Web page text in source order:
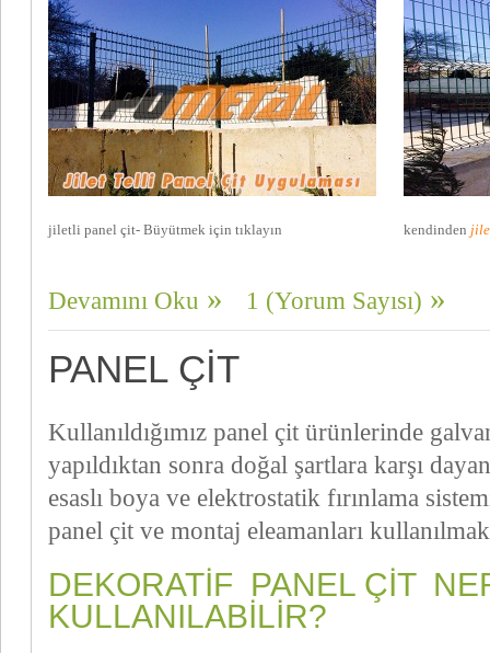
jiletli panel çit- Büyütmek için tıklayın kendinden
Devamını Oku 1 (Yorum Sayısı)
PANEL ÇIT
Kullanıldığımız panel çit ürünlerinde
yapıldıktan sonra doğal şartlara karşı
esaslı boya ve elektrostatik fırınlama
panel çit ve montaj eleamanları
DEKORATIF PANEL ÇIT
KULLANILABILIR?